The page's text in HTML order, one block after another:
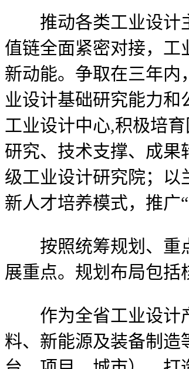
推动各类工业设计主
值链全面紧密对接，工
新动能。争取在三年内
业设计基础研究能力和
工业设计中心,积极培
研究、技术支撑、成果
级工业设计研究院；以
新人才培养模式，推广
按照统筹规划、重点
展重点。规划布局包括
作为全省工业设计产
料、新能源及装备制造